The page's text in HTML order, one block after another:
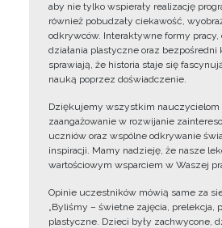
aby nie tylko wspierały realizację
również pobudzały ciekawość,
odkrywców. Interaktywne formy
działania plastyczne oraz
sprawiają, że historia staje się
nauką poprzez doświadczenie.
Dziękujemy wszystkim nauczycielom
zaangażowanie w rozwijanie
uczniów oraz wspólne odkrywanie
inspiracji. Mamy nadzieję, że nasze
wartościowym wsparciem w Waszej
Opinie uczestników mówią same za
„Byliśmy – świetne zajęcia, prelekcja,
plastyczne. Dzieci były zachwycone,